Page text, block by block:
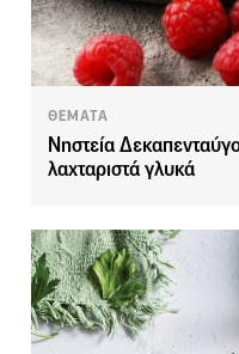
ΘΕΜΑΤΑ
Νηστεία
λαχταριστά γλυκά